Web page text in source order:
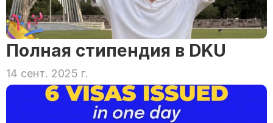
Полная стипендия в DKU
14 сент. 2025 г.